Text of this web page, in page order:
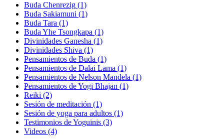
Buda Chenrezig (1)
Buda Sakiamuni (1)
Buda Tara (1)
Buda Yhe Tsongkapa (1)
Divinidades Ganesha (1)
Divinidades Shiva (1)
Pensamientos de Buda (1)
Pensamientos de Dalai Lama (1)
Pensamientos de Nelson Mandela (1)
Pensamientos de Yogi Bhajan (1)
Reiki (2)
Sesión de meditación (1)
Sesión de yoga para adultos (1)
Testimonios de Yoguinis (3)
Videos (4)